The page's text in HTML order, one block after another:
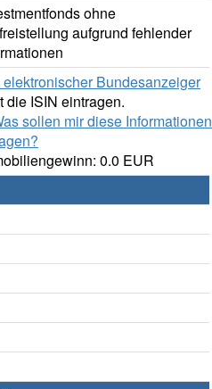
ohne
aufgrund fehlender
elektronischer Bundesanzeiger
die ISIN eintragen.
sollen mir diese Informationen
0.0 EUR